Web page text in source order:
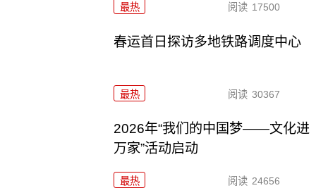
最热 阅读 17500
春运首日探访多地铁路调度中心
最热 阅读 30367
2026年“我们的中国梦——文化进
万家”活动启动
最热 阅读 24656